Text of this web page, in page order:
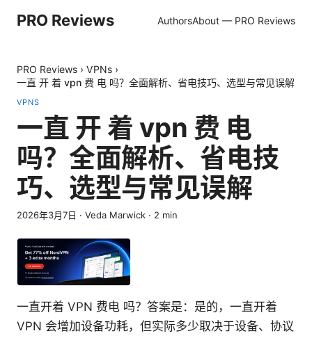
PRO Reviews AuthorsAbout — PRO Reviews
PRO Reviews › VPNs ›
一直 开 着 vpn 费 电 吗？全面解析、省电技巧、选型与常见误解
VPNS
一直 开 着 vpn 费 电
吗？全面解析、省电技
巧、选型与常见误解
2026年3月7日 · Veda Marwick · 2 min
一直开着 VPN 费电 吗？答案是：是的，一直开着
VPN 会增加设备功耗，但实际多少取决于设备、协议